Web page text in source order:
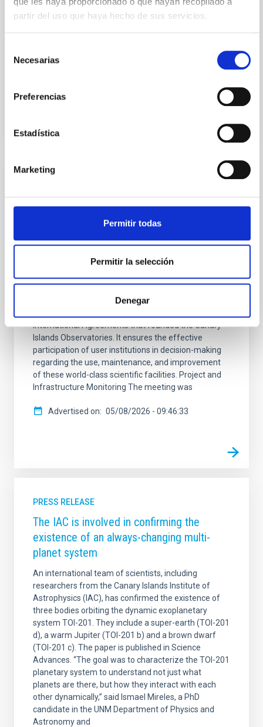
partir del uso que haya hecho de sus servicios.
Necesarias
Preferencias
Estadística
Marketing
Permitir todas
Permitir la selección
Denegar
Instituto de Astrofísica de Canarias (IAC) ha tenido
una amplia representación en la XVII Reunión
consolidando su papel como una de las instituciones
de referencia de la
The International Scientific Committee of
Canary Islands Observatories met this week in
Bologna, Italy, to address the current status and
future actions for the astronomical infrastructures
managed by the Instituto de Astrofísica de Canarias
International Agreements that founded the Canary
Islands Observatories. It ensures the effective
participation of user institutions in decision-making
regarding the use, maintenance, and improvement
of these world-class scientific facilities. Project and
Infrastructure Monitoring The meeting was
Advertised on 05/08/2026 - 09:46:33
PRESS RELEASE
The IAC is involved in confirming the
existence of an always-changing multi-
planet system
An international team of scientists, including
researchers from the Canary Islands Institute of
Astrophysics (IAC), has confirmed the existence of
three bodies orbiting the dynamic exoplanetary
system TOI-201. They include a super-earth (TOI-201
d), a warm Jupiter (TOI-201 b) and a brown dwarf
(TOI-201 c). The paper is published in Science
Advances. “The goal was to characterize the TOI-201
planetary system to understand not just what
planets are there, but how they interact with each
other dynamically,” said Ismael Mireles, a PhD
candidate in the UNM Department of Physics and
Astronomy and